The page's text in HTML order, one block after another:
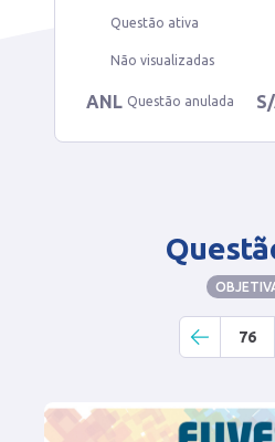
Questão ativa
Não visualizadas
ANL Questão anulada
76